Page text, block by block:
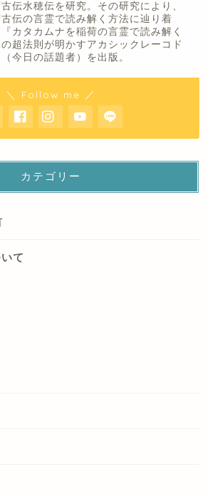
伝水穂伝を研究。その研究により、
伝の言霊で読み解く方法に辿り着
カタカムナを稲荷の言霊で読み解く
超法則が明かすアカシックレーコド
今日の話題者）を出版。
＼ Follow me ／
カテゴリー
て